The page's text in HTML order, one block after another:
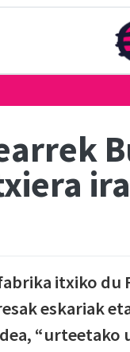
itxiko du
eskariak